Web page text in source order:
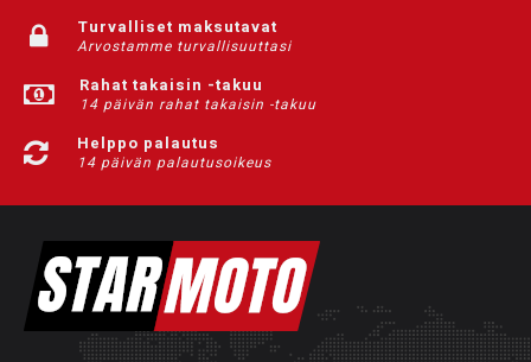
Turvalliset maksutavat
Arvostamme turvallisuuttasi
Rahat takaisin -takuu
14 päivän rahat takaisin -takuu
Helppo palautus
14 päivän palautusoikeus